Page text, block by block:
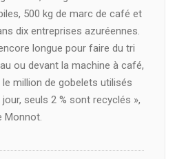
500 kg de marc de café et
dix entreprises azuréennes.
longue pour faire du tri
ou devant la machine à café,
million de gobelets utilisés
seuls 2 % sont recyclés »,
Monnot.